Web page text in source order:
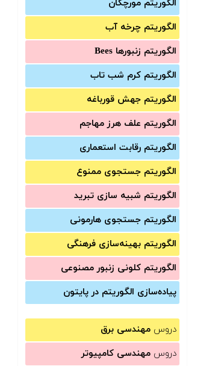
الگوریتم مورچگان
الگوریتم چرخه آب
الگوریتم زنبورها Bees
الگوریتم کرم شب تاب
الگوریتم جهش قورباغه
الگوریتم علف هرز مهاجم
الگوریتم رقابت استعماری
الگوریتم جستجوی ممنوع
الگوریتم شبیه سازی تبرید
الگوریتم جستجوی هارمونی
الگوریتم بهینه‌سازی فرهنگی
الگوریتم کلونی زنبور مصنوعی
پیاده‌سازی الگوریتم در پایتون
دروس مهندسی برق
دروس مهندسی کامپیوتر